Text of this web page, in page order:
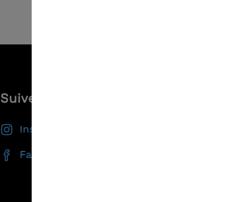
Suivez-nous
Instagram
Facebook